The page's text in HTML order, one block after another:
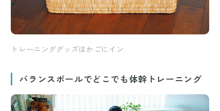
トレーニンググッズはかごにイン
バランスボールでどこでも体幹トレーニング